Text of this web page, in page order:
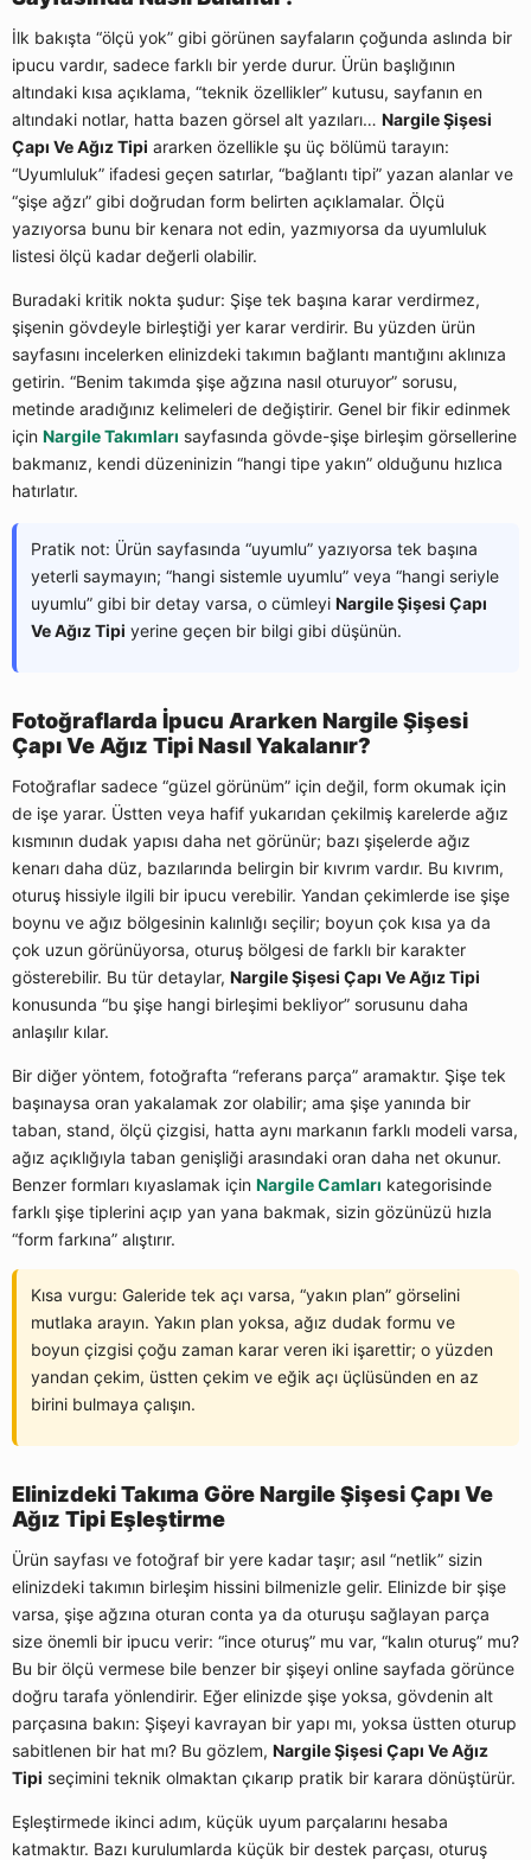
İlk bakışta “ölçü yok” gibi görünen sayfaların çoğunda aslında bir
ipucu vardır, sadece farklı bir yerde durur. Ürün başlığının
altındaki kısa açıklama, “teknik özellikler” kutusu, sayfanın en
altındaki notlar, hatta bazen görsel alt yazıları… Nargile Şişesi
Çapı Ve Ağız Tipi ararken özellikle şu üç bölümü tarayın:
“Uyumluluk” ifadesi geçen satırlar, “bağlantı tipi” yazan alanlar ve
“şişe ağzı” gibi doğrudan form belirten açıklamalar. Ölçü
yazıyorsa bunu bir kenara not edin, yazmıyorsa da uyumluluk
listesi ölçü kadar değerli olabilir.
Buradaki kritik nokta şudur: Şişe tek başına karar verdirmez,
şişenin gövdeyle birleştiği yer karar verdirir. Bu yüzden ürün
sayfasını incelerken elinizdeki takımın bağlantı mantığını aklınıza
getirin. “Benim takımda şişe ağzına nasıl oturuyor” sorusu,
metinde aradığınız kelimeleri de değiştirir. Genel bir fikir edinmek
için Nargile Takımları sayfasında gövde-şişe birleşim görsellerine
bakmanız, kendi düzeninizin “hangi tipe yakın” olduğunu hızlıca
hatırlatır.
Pratik not: Ürün sayfasında “uyumlu” yazıyorsa tek başına
yeterli saymayın; “hangi sistemle uyumlu” veya “hangi seriyle
uyumlu” gibi bir detay varsa, o cümleyi Nargile Şişesi Çapı
Ve Ağız Tipi yerine geçen bir bilgi gibi düşünün.
Fotoğraflarda İpucu Ararken Nargile Şişesi
Çapı Ve Ağız Tipi Nasıl Yakalanır?
Fotoğraflar sadece “güzel görünüm” için değil, form okumak için
de işe yarar. Üstten veya hafif yukarıdan çekilmiş karelerde ağız
kısmının dudak yapısı daha net görünür; bazı şişelerde ağız
kenarı daha düz, bazılarında belirgin bir kıvrım vardır. Bu kıvrım,
oturuş hissiyle ilgili bir ipucu verebilir. Yandan çekimlerde ise şişe
boynu ve ağız bölgesinin kalınlığı seçilir; boyun çok kısa ya da
çok uzun görünüyorsa, oturuş bölgesi de farklı bir karakter
gösterebilir. Bu tür detaylar, Nargile Şişesi Çapı Ve Ağız Tipi
konusunda “bu şişe hangi birleşimi bekliyor” sorusunu daha
anlaşılır kılar.
Bir diğer yöntem, fotoğrafta “referans parça” aramaktır. Şişe tek
başınaysa oran yakalamak zor olabilir; ama şişe yanında bir
taban, stand, ölçü çizgisi, hatta aynı markanın farklı modeli varsa,
ağız açıklığıyla taban genişliği arasındaki oran daha net okunur.
Benzer formları kıyaslamak için Nargile Camları kategorisinde
farklı şişe tiplerini açıp yan yana bakmak, sizin gözünüzü hızla
“form farkına” alıştırır.
Kısa vurgu: Galeride tek açı varsa, “yakın plan” görselini
mutlaka arayın. Yakın plan yoksa, ağız dudak formu ve
boyun çizgisi çoğu zaman karar veren iki işarettir; o yüzden
yandan çekim, üstten çekim ve eğik açı üçlüsünden en az
birini bulmaya çalışın.
Elinizdeki Takıma Göre Nargile Şişesi Çapı Ve
Ağız Tipi Eşleştirme
Ürün sayfası ve fotoğraf bir yere kadar taşır; asıl “netlik” sizin
elinizdeki takımın birleşim hissini bilmenizle gelir. Elinizde bir şişe
varsa, şişe ağzına oturan conta ya da oturuşu sağlayan parça
size önemli bir ipucu verir: “ince oturuş” mu var, “kalın oturuş” mu?
Bu bir ölçü vermese bile benzer bir şişeyi online sayfada görünce
doğru tarafa yönlendirir. Eğer elinizde şişe yoksa, gövdenin alt
parçasına bakın: Şişeyi kavrayan bir yapı mı, yoksa üstten oturup
sabitlenen bir hat mı? Bu gözlem, Nargile Şişesi Çapı Ve Ağız
Tipi seçimini teknik olmaktan çıkarıp pratik bir karara dönüştürür.
Eşleştirmede ikinci adım, küçük uyum parçalarını hesaba
katmaktır. Bazı kurulumlarda küçük bir destek parçası, oturuş